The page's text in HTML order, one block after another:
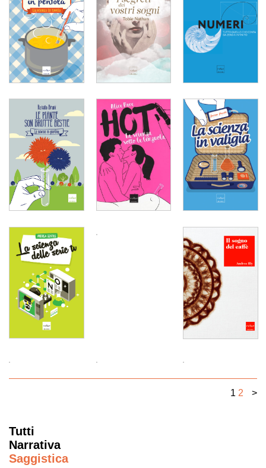
1 2 >
Tutti
Narrativa
Saggistica